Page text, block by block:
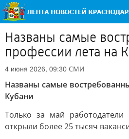
Названы самые
профессии лета на
4 июня 2026, 09:30 СМИ
Названы самые
Кубани
Только за май работодатели
открыли более 25 тысяч